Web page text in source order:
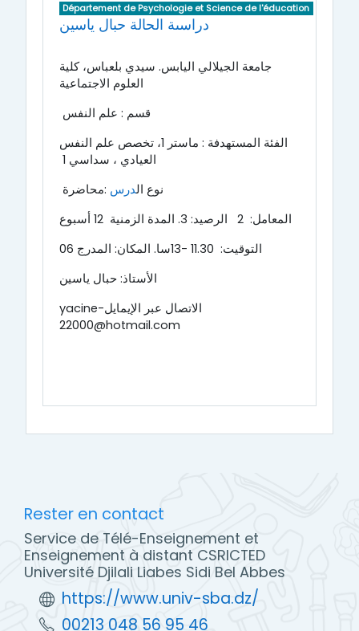
Département de Psychologie et Science de l'éducation
دراسىة الحالة حبال ياسين
جامعة الجيلالي اليابس. سيدي بلعباس، كلية
العلوم الاجتماعية
قسم : علم النفس
الفئة المستهدفة : ماستر 1، تخصص علم النفس
العيادي ، سداسي 1
نوع الدرس :محاضرة
المعامل: 2 الرصيد: 3.
المدة الزمنية 12 أسبوع
التوقيت: 11.30 -13سا.
المكان: المدرج 06
الأستاذ: حبال ياسين
الاتصال عبر الإيمايلyacine-
22000@hotmail.com
Rester en contact
Service de Télé-Enseignement et
Enseignement à distant CSRICTED
Université Djilali Liabes Sidi Bel Abbes
https://www.univ-sba.dz/
00213 048 56 95 46